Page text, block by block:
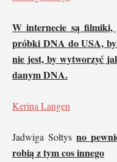
W internecie są filmiki,
próbki DNA do USA, by
nie jest, by wytworzyć
danym DNA.
Kerina Langen
Jadwiga Sołtysno
robią z tym cos innego